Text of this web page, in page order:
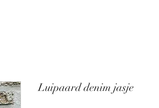
Luipaard denim jasje